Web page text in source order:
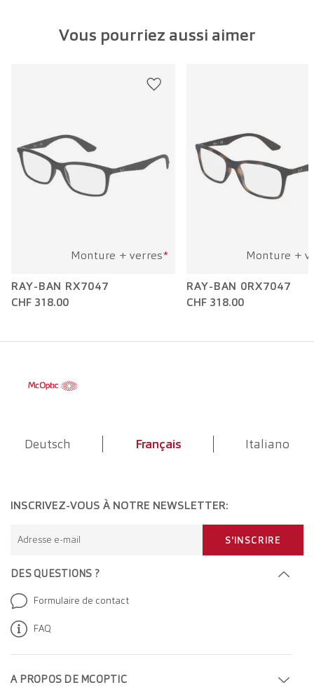
Largeur verre: 57 mm
Vous pourriez aussi aimer
Monture + verres*
RAY-BAN RX7047
CHF 318.00
Monture +
RAY-BAN 0RX7047
CHF 318.00
Deutsch Français Italiano
A PROPOS DE MCOPTIC
DES QUESTIONS ?
Formulaire de contact
FAQ
INSCRIVEZ-VOUS À NOTRE NEWSLETTER:
Adresse e-mail S'INSCRIRE